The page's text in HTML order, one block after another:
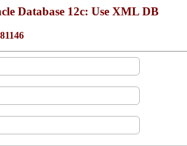
Database 12c: Use XML DB